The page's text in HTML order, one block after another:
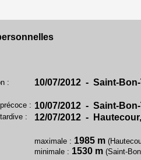
: 10/07/2012 - Saint-
: 10/07/2012 - Saint-
: 12/07/2012 -
maximale : 1985 m
minimale : 1530 m (Saint-